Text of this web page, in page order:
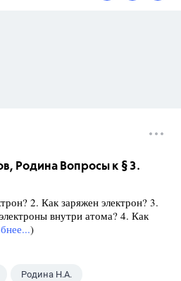
Родина Вопросы к § 3.
2. Как заряжен электрон? 3.
внутри атома? 4. Как
)
Родина Н.А.